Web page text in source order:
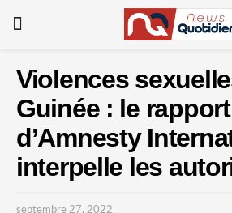
Violences
Guinée : le rapport
d’Amnesty
interpelle les
septembre 27, 2022